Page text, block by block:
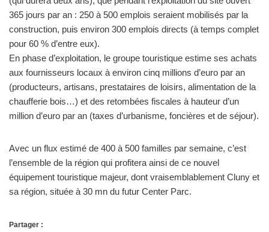
365 jours par an : 250 à 500 emplois seraient mobilisés par la
construction, puis environ 300 emplois directs (à temps complet
pour 60 % d’entre eux).
En phase d’exploitation, le groupe touristique estime ses achats
aux fournisseurs locaux à environ cinq millions d’euro par an
(producteurs, artisans, prestataires de loisirs, alimentation de la
chaufferie bois…) et des retombées fiscales à hauteur d’un
million d’euro par an (taxes d’urbanisme, foncières et de séjour).
Avec un flux estimé de 400 à 500 familles par semaine, c’est
l’ensemble de la région qui profitera ainsi de ce nouvel
équipement touristique majeur, dont vraisemblablement Cluny et
sa région, située à 30 mn du futur Center Parc.
Partager :